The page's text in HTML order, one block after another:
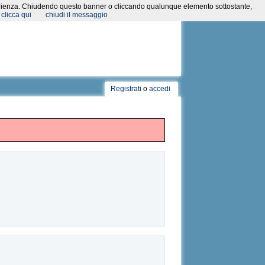
Registrati o accedi
Chiudendo questo banner o cliccando qualunque elemento sottostante,
clicca qui chiudi il messaggio